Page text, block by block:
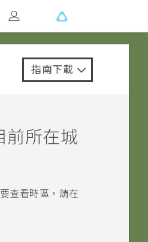
指南下載
前所在城
查看時區，請在